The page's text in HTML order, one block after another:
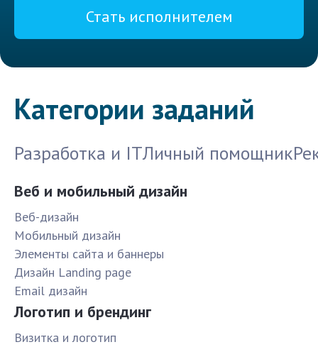
Стать исполнителем
Категории заданий
Разработка и ITЛичный помощник
Веб и мобильный дизайн
Веб-дизайн
Мобильный дизайн
Элементы сайта и баннеры
Дизайн Landing page
Email дизайн
Логотип и брендинг
Визитка и логотип